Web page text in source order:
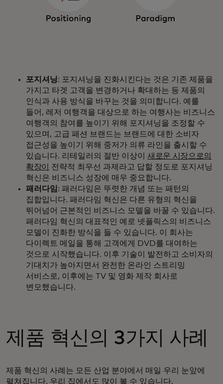
포지셔닝: 포지셔닝을 진화시킨다는 것은 기존 제품을
가지고 타겟 고객을 변경하거나 확대하는 등 제품의
인식과 사용 방식을 바꾸는 것을 의미합니다. 예를
들어, 레저 여행객을 대상으로 하는 여행사는 비즈니스
여행객의 참여를 높이기 위해 포지셔닝을 조정할 수
있으며, 고급 패션 브랜드는 브랜드에 대한 소비자
접근성을 높이기 위해 중저가 의류 라인을 출시할 수
있습니다. 리테일러의 절반 이상이 새로운 시장으로의
확장이
전략적 최우선 과제라고 답할 정도로 포지셔닝
혁신은 비즈니스 성장에 매우 중요합니다.
패러다임 : 패러다임은 뚜렷한 개념 또는 패턴의
집합입니다. 패러다임 혁신은 다른 유형의 혁신을
뛰어넘어 근본적인 비즈니스 모델을 바꿀 수 있습니다.
패러다임 혁신의 대표적인 예로 넷플릭스의 비즈니스
모델이 진화한 방식을 들 수 있습니다. 이 회사는
다이렉트 메일을 통해 고객에게 DVD를 대여하는
것으로 시작했습니다. 이후 기술이 발전하고 소비자의
기대치가 높아지면서 완전한 온라인 스트리밍
서비스로, 이후에는 TV 및 영화 제작 회사로
변모했습니다.
제품 혁신의 3가지 사례
제품 혁신의 사례는 모든 산업 분야에서 매일 우리 눈앞에
펼쳐집니다. 우리 집에서도 많이 볼 수 있습니다.